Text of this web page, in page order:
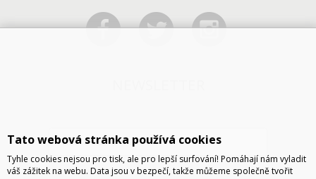
Tato webová stránka používá cookies
Tyhle cookies nejsou pro tisk, ale pro lepší surfování! Pomáhají nám vyladit
váš zážitek na webu. Data jsou v bezpečí, takže můžeme společně tvořit